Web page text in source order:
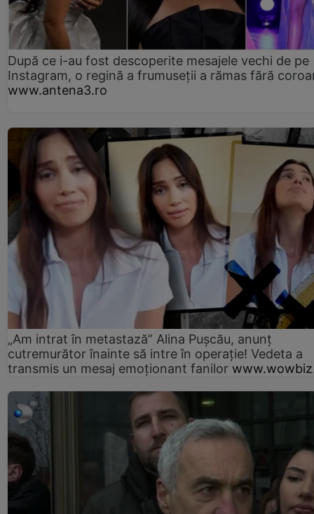
După ce i-au fost descoperite mesajele vechi de pe
Instagram, o regină a frumuseții a rămas fără
www.antena3.ro
„Am intrat în metastază” Alina Pușcău, anunț
cutremurător înainte să intre în operație! Vedeta a
transmis un mesaj emoționant fanilor